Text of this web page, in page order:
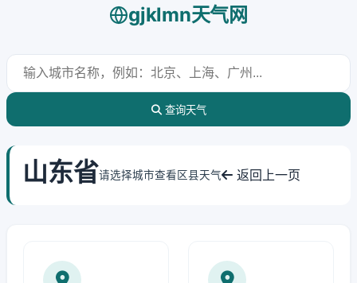
gjklmn天气网
查询天气
山东省请选择城市查看区县天气 返回上一页